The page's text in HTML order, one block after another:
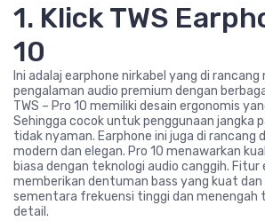
1. Klick TWS
10
Ini adalaj earphone nirkabel yang di
pengalaman audio premium dengan
TWS – Pro 10 memiliki desain ergonomis
Sehingga cocok untuk penggunaan jangka
tidak nyaman. Earphone ini juga di rancang
modern dan elegan. Pro 10 menawarkan
biasa dengan teknologi audio canggih. Fitur
memberikan dentuman bass yang kuat
sementara frekuensi tinggi dan menengah
detail.